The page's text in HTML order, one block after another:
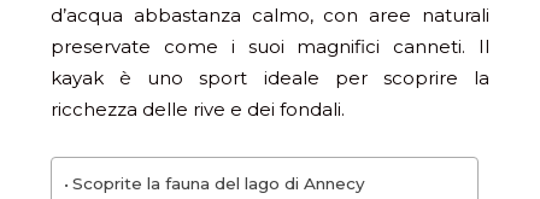
d’acqua abbastanza calmo, con aree naturali
preservate come i suoi magnifici canneti. Il
kayak è uno sport ideale per scoprire la
ricchezza delle rive e dei fondali.
Scoprite la fauna del lago di Annecy